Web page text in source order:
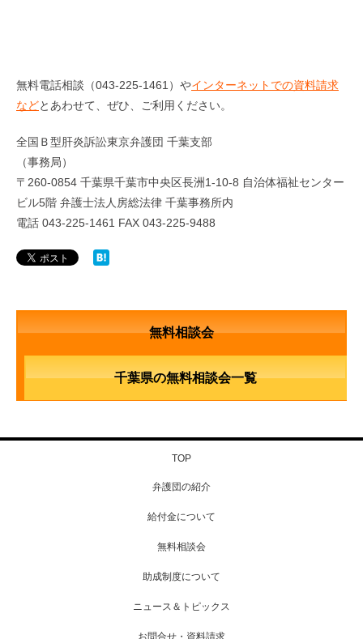
無料電話相談（043-225-1461）やインターネットでの資料請求
などとあわせて、ぜひ、ご利用ください。
全国Ｂ型肝炎訴訟東京弁護団 千葉支部
（事務局）
〒260-0854 千葉県千葉市中央区長洲1-10-8 自治体福祉センター
ビル5階 弁護士法人房総法律 千葉事務所内
電話 043-225-1461 FAX 043-225-9488
無料相談会
千葉県の無料相談会一覧
TOP
弁護団の紹介
給付金について
無料相談会
助成制度について
ニュース＆トピックス